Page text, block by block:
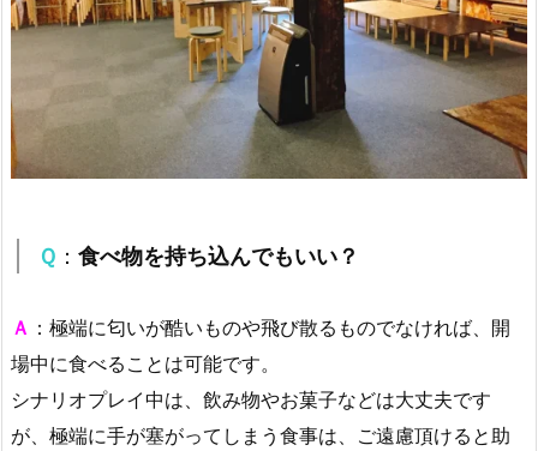
Ｑ ： 食べ物を持ち込んでもいい？
Ａ ：極端に匂いが酷いものや飛び散るものでなければ、開
場中に食べることは可能です。
シナリオプレイ中は、飲み物やお菓子などは大丈夫です
が、極端に手が塞がってしまう食事は、ご遠慮頂けると助